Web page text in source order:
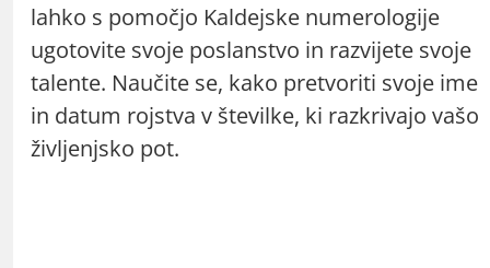
lahko s pomočjo Kaldejske numerologije
ugotovite svoje poslanstvo in razvijete svoje
talente. Naučite se, kako pretvoriti svoje ime
in datum rojstva v številke, ki razkrivajo vašo
življenjsko pot.